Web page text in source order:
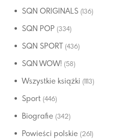
SQN ORIGINALS (136)
SQN POP (334)
SQN SPORT (436)
SQN WOW! (58)
Wszystkie książki (1113)
Sport (446)
Biografie (342)
Powieści polskie (261)